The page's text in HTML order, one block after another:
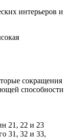
интерьеров и
сокращения
способности
21, 22 и 23
31, 32 и 33,